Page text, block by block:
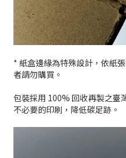
* 紙盒邊緣為特殊設計，依紙
者請勿購買。
包裝採用 100% 回收再製之臺
不必要的印刷，降低碳足跡。